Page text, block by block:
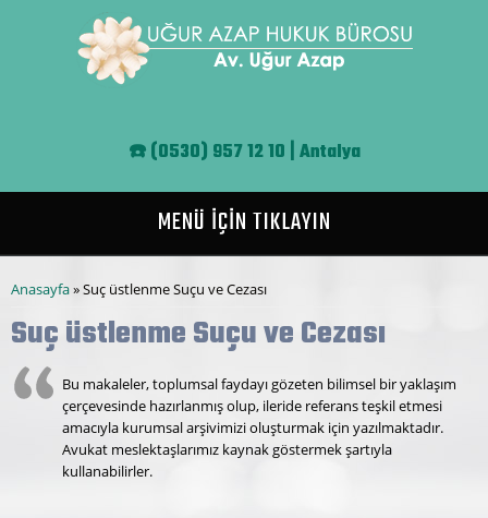
☎️(0530) 957 12 10 | Antalya
MENÜ İÇİN TIKLAYIN
Buradasınız
Anasayfa» Suç üstlenme Suçu ve Cezası
Suç üstlenme Suçu ve Cezası
Bu makaleler, toplumsal faydayı gözeten bilimsel bir yaklaşım
çerçevesinde hazırlanmış olup, ileride referans teşkil etmesi
amacıyla kurumsal arşivimizi oluşturmak için yazılmaktadır.
Avukat meslektaşlarımız kaynak göstermek şartıyla
kullanabilirler.